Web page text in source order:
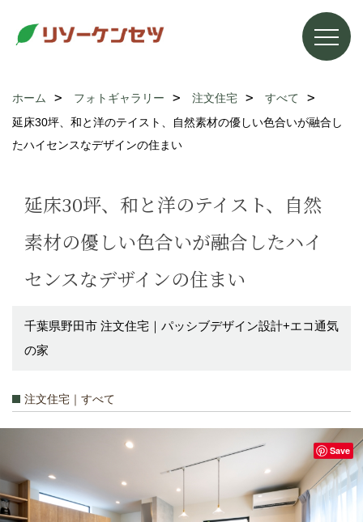
ホーム フォトギャラリー 注文住宅
すべて
延床30坪、和と洋のテイスト、自然素材の優しい色合いが融合し
たハイセンスなデザインの住まい
延床30坪、和と洋のテイスト、自然
素材の優しい色合いが融合したハイ
センスなデザインの住まい
千葉県野田市 注文住宅｜パッシブデザイン設計+エコ通気
の家
注文住宅｜すべて
Save